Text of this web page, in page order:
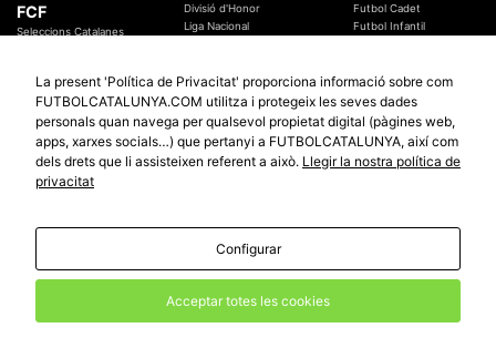
FCF
Seleccions Catalanes
Temes Federatius
Divisió d'Honor
Liga Nacional
Futbol Cadet
Futbol Infantil
Futbol Catalunya
Promocions
Sortejos
Participació
Especials
Copa Catalunya Absoluta 2019
Copa del Rei 2019 - 2020
© 2010 - 2026FutbolCatalunya.com
redaccio@futbolcatalunya.com
La present 'Política de Privacitat' proporciona informació sobre com
FUTBOLCATALUNYA.COM utilitza i protegeix les seves dades
personals quan navega per qualsevol propietat digital (pàgines web,
apps, xarxes socials…) que pertanyi a FUTBOLCATALUNYA, així com
dels drets que li assisteixen referent a això. Llegir la nostra política de
privacitat
Configurar
Acceptar totes les cookies